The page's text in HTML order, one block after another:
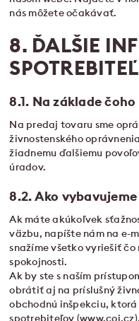
nás môžete očakávať.
8. ĎALŠIE
8.1. Na základe
Na predaj tovaru sme
živnostenského
žiadnemu ďalšiemu
úradov.
8.2. Ako
Ak máte akúkoľvek
väzbu, napíšte nám na e-
snažíme všetko vyriešiť
spokojnosti.
Ak by ste s naším
obrátiť aj na príslušný
obchodnú inšpekciu,
spotrebiteľov (www.coi.cz).